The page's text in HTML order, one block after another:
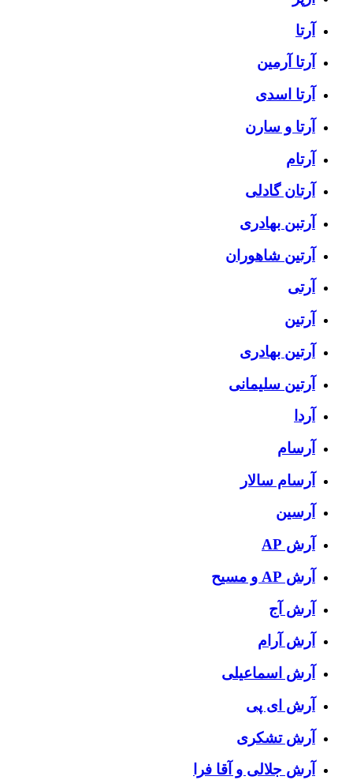
آرتا
آرتا آرمین
آرتا اسدی
آرتا و سارن
آرتام
آرتان گادلی
آرتبن بهادری
آرتين شاهوران
آرتی
آرتین
آرتین بهادری
آرتین سلیمانی
آردا
آرسام
آرسام سالار
آرسین
آرش AP
آرش AP و مسیح
آرش آج
آرش آرام
آرش اسماعیلی
آرش ای پی
آرش تشکری
آرش جلالی و آقا فرا